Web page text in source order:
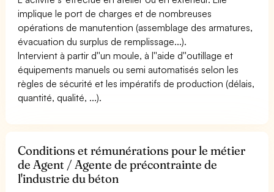
implique le port de charges et de nombreuses
opérations de manutention (assemblage des armatures,
évacuation du surplus de remplissage...).
Intervient à partir d''un moule, à l''aide d''outillage et
équipements manuels ou semi automatisés selon les
règles de sécurité et les impératifs de production (délais,
quantité, qualité, ...).
Conditions et rémunérations pour le métier
de Agent / Agente de précontrainte de
l'industrie du béton